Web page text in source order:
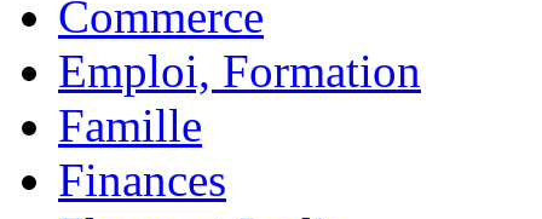
Commerce
Emploi, Formation
Famille
Finances